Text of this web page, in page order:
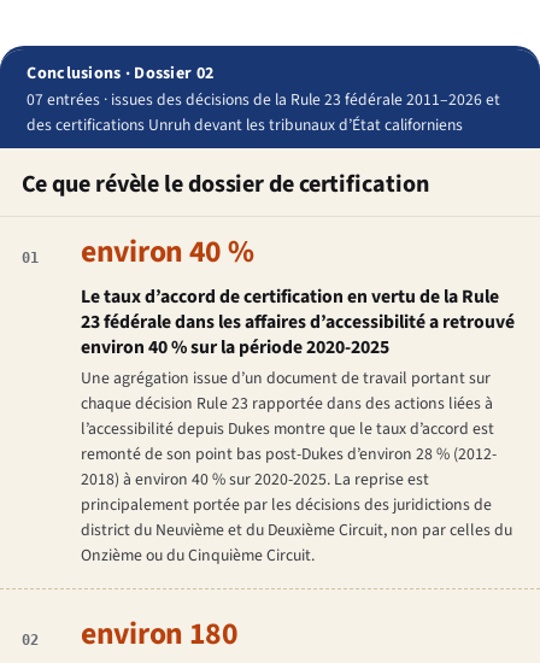
Conclusions · Dossier 02
07 entrées · issues des décisions de la Rule 23 fédérale 2011–2026 et
des certifications Unruh devant les tribunaux d’État californiens
Ce que révèle le dossier de certification
01 environ 40 %
Le taux d’accord de certification en vertu de la Rule
23 fédérale dans les affaires d’accessibilité a retrouvé
environ 40 % sur la période 2020-2025
Une agrégation issue d’un document de travail portant sur
chaque décision Rule 23 rapportée dans des actions liées à
l’accessibilité depuis Dukesmontre que le taux d’accord est
remonté de son point bas post-Dukesd’environ 28 % (2012-
2018) à environ 40 % sur 2020-2025. La reprise est
principalement portée par les décisions des juridictions de
district du Neuvième et du Deuxième Circuit, non par celles du
Onzième ou du Cinquième Circuit.
02 environ 180